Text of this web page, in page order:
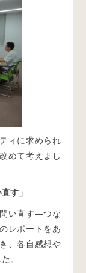
ィに求められ
めて考えまし
す」
い直す―つな
レポートをあ
、各自感想や
。